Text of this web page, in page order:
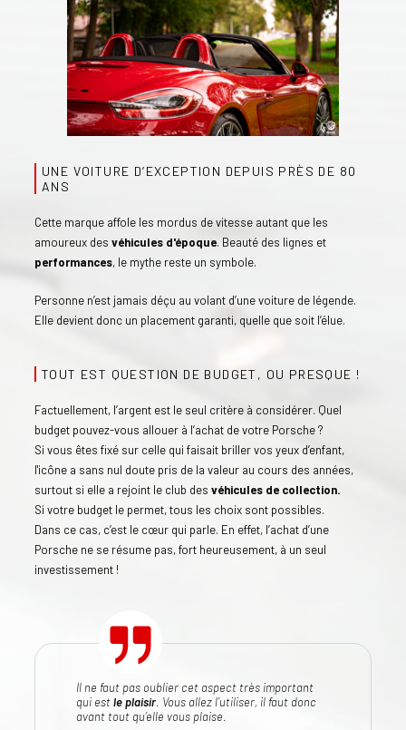
UNE VOITURE D’EXCEPTION DEPUIS PRÈS DE 80
ANS
Cette marque affole les mordus de vitesse autant que les
amoureux des véhicules d'époque. Beauté des lignes et
performances, le mythe reste un symbole.
Personne n’est jamais déçu au volant d’une voiture de légende.
Elle devient donc un placement garanti, quelle que soit l’élue.
TOUT EST QUESTION DE BUDGET, OU PRESQUE !
Factuellement, l’argent est le seul critère à considérer. Quel
budget pouvez-vous allouer à l’achat de votre Porsche ?
Si vous êtes fixé sur celle qui faisait briller vos yeux d’enfant,
l'icône a sans nul doute pris de la valeur au cours des années,
surtout si elle a rejoint le club des véhicules de collection.
Si votre budget le permet, tous les choix sont possibles.
Dans ce cas, c’est le cœur qui parle. En effet, l’achat d’une
Porsche ne se résume pas, fort heureusement, à un seul
investissement !
Il ne faut pas oublier cet aspect très important
qui estle plaisir . Vous allez l’utiliser, il faut donc
avant tout qu’elle vous plaise.